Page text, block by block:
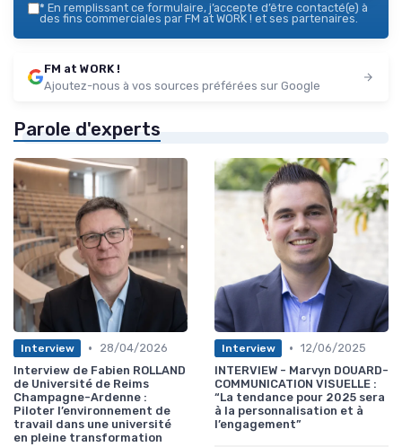
* En remplissant ce formulaire, j’accepte d’être contacté(e) à
des fins commerciales par FM at WORK ! et ses partenaires.
FM at WORK !
Ajoutez-nous à vos sources préférées sur Google
Parole d'experts
Interview •
28/04/2026
Interview de Fabien ROLLAND
de Université de Reims
Champagne-Ardenne :
Piloter l’environnement de
travail dans une université
en pleine transformation
Interview • 12/06/2025
INTERVIEW - Marvyn DOUARD-
COMMUNICATION VISUELLE :
“La tendance pour 2025 sera
à la personnalisation et à
l’engagement”